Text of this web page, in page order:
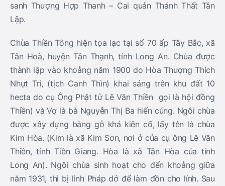
sanh Thượng Hợp Thanh – Cai quản Thánh Thất Tân
Lập.
Chùa Thiền Tông hiện tọa lạc tại số 70 ấp Tây Bắc, xã
Tân Hoà, huyện Tân Thạnh, tỉnh Long An. Chùa được
thành lập vào khoảng năm 1900 do Hòa Thượng Thích
Nhựt Tri, (tịch Canh Thìn) khai sáng trên khu đất 10
hecta do cụ Ông Phật tử Lê Văn Thiền gọi là hội đồng
Thiền) và Vợ là bà Nguyễn Thị Ba hiến cúng. Ngôi chùa
được xây dựng bằng gỗ khá kiên cố, lấy tên là chùa
Kim Hòa. (Kim là xã Kim Sơn, nơi ở của cụ ông Lê Văn
Thiền, tỉnh Tiền Giang. Hòa là xã Tân Hòa của tỉnh
Long An). Ngôi chùa sinh hoạt cho đến khoảng giữa
năm 1931, thì bị lính Pháp dở để làm đồn cho lính. Sau